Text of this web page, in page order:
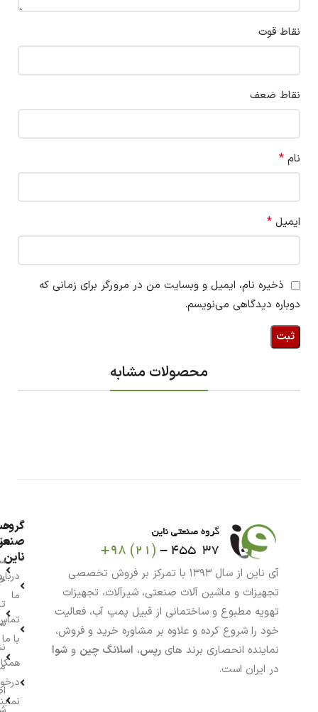
نقاط قوت
نقاط ضعف
نام *
ایمیل *
ذخیره نام، ایمیل و وبسایت من در مرورگر برای زمانی که
دوباره دیدگاهی می‌نویسم.
محصولات مشابه
آی ناین از سال ۱۳۹۳ با تمرکز بر فروش تخصصی
تجهیزات و ماشین آلات صنعتی، شیرآلات، تجهیزات
تهویه مطبوع و ساختمانی از قبیل پمپ آب، فعالیت
خود را شروع کرده و علاوه بر مشاوره خرید و فروش،
نماینده انحصاری برند های رپس، اسلانگ چین و شوا
در ایران است.
گروه
ناین
ما
با ما